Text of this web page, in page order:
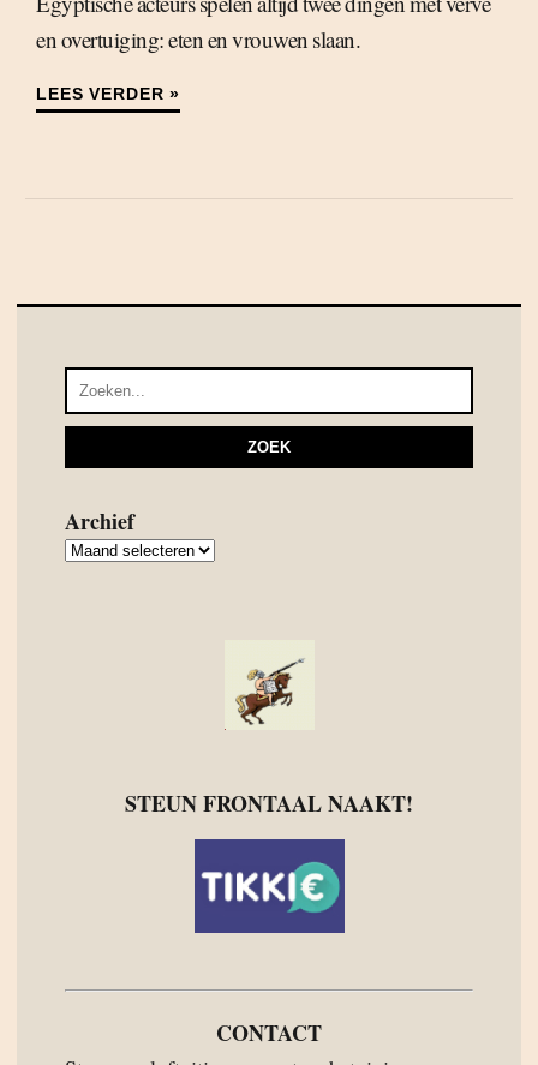
en overtuiging: eten en vrouwen slaan.
LEES VERDER »
Archief
Archief
STEUN FRONTAAL NAAKT!
CONTACT